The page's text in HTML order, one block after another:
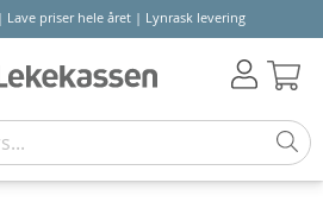
Lave priser hele året | Lynrask levering